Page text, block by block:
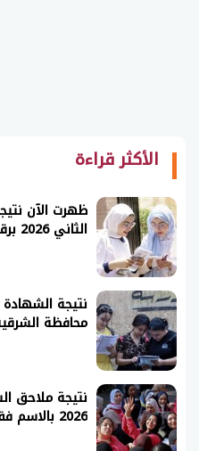
الأكثر قراءة
ظهرت الآن
الثاني 2026 برقم الجلوس
محافظة
نتيجة ملاحق
2026 بالاسم فقط بدون رقم الجلوس